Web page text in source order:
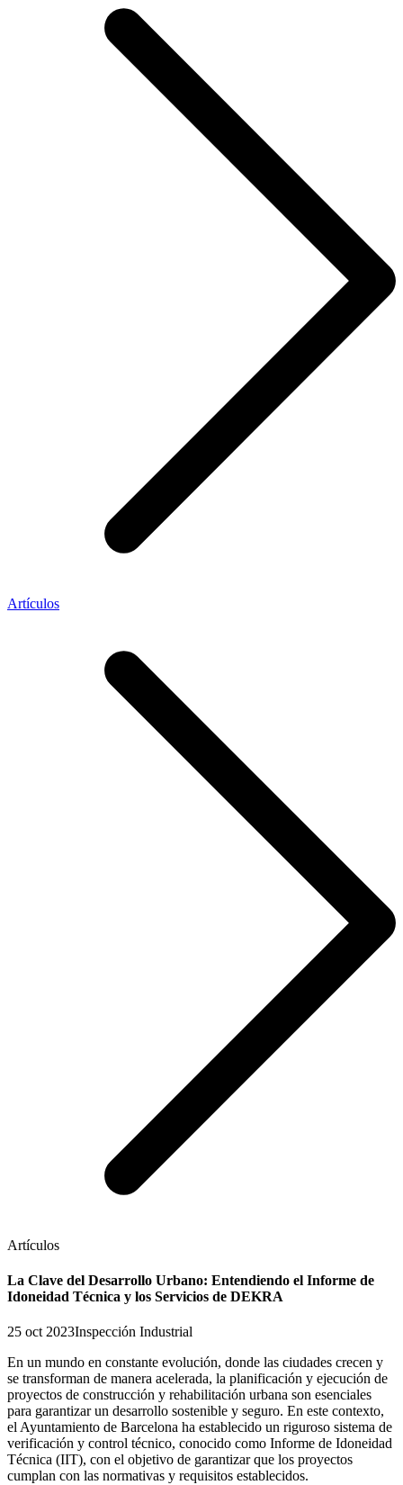
Artículos
Artículos
La Clave del Desarrollo Urbano: Entendiendo el Informe de
Idoneidad Técnica y los Servicios de DEKRA
25 oct 2023Inspección Industrial
En un mundo en constante evolución, donde las ciudades crecen y
se transforman de manera acelerada, la planificación y ejecución de
proyectos de construcción y rehabilitación urbana son esenciales
para garantizar un desarrollo sostenible y seguro. En este contexto,
el Ayuntamiento de Barcelona ha establecido un riguroso sistema de
verificación y control técnico, conocido como Informe de Idoneidad
Técnica (IIT), con el objetivo de garantizar que los proyectos
cumplan con las normativas y requisitos establecidos.